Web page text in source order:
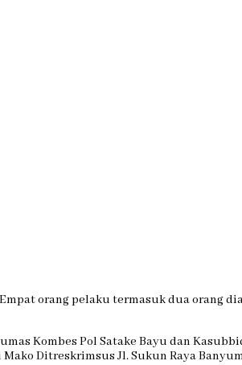
orang pelaku termasuk dua orang
Kombes Pol Satake Bayu dan
Ditreskrimsus Jl. Sukun Raya